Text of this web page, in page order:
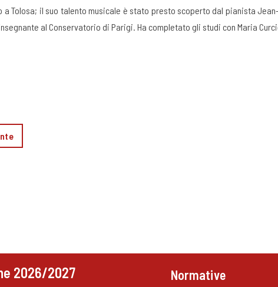
a Tolosa; il suo talento musicale è stato presto scoperto dal pianista
al Conservatorio di Parigi. Ha completato gli studi con Maria
2026/2027 Normative